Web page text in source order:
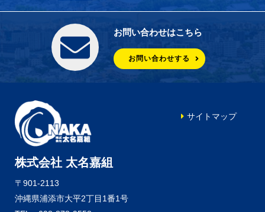
お問い合わせはこちら
お問い合わせする
株式会社 太名嘉組
〒901-2113
沖縄県浦添市大平2丁目1番1号
サイトマップ